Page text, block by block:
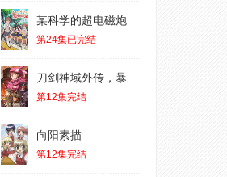
某科学的超电磁炮
第24集已完结
刀剑神域外传，暴
第12集完结
向阳素描
第12集完结